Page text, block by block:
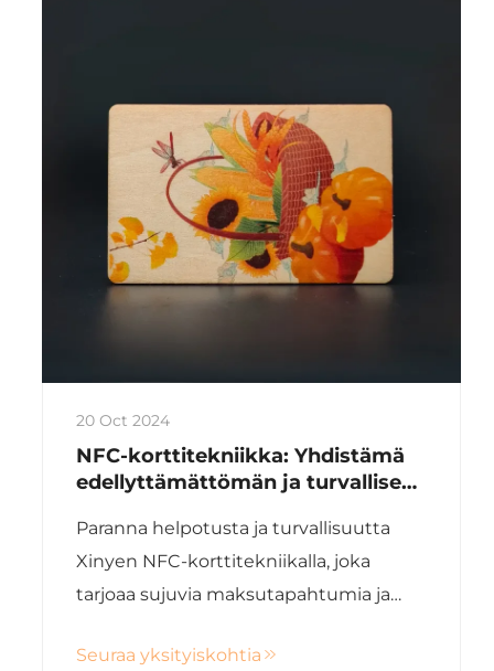
20 Oct 2024
NFC-korttitekniikka: Yhdistämä
edellyttämättömän ja turvallisen
Paranna helpotusta ja turvallisuutta
Xinyen NFC-korttitekniikalla, joka
tarjoaa sujuvia maksutapahtumia ja
Seuraa yksityiskohtia